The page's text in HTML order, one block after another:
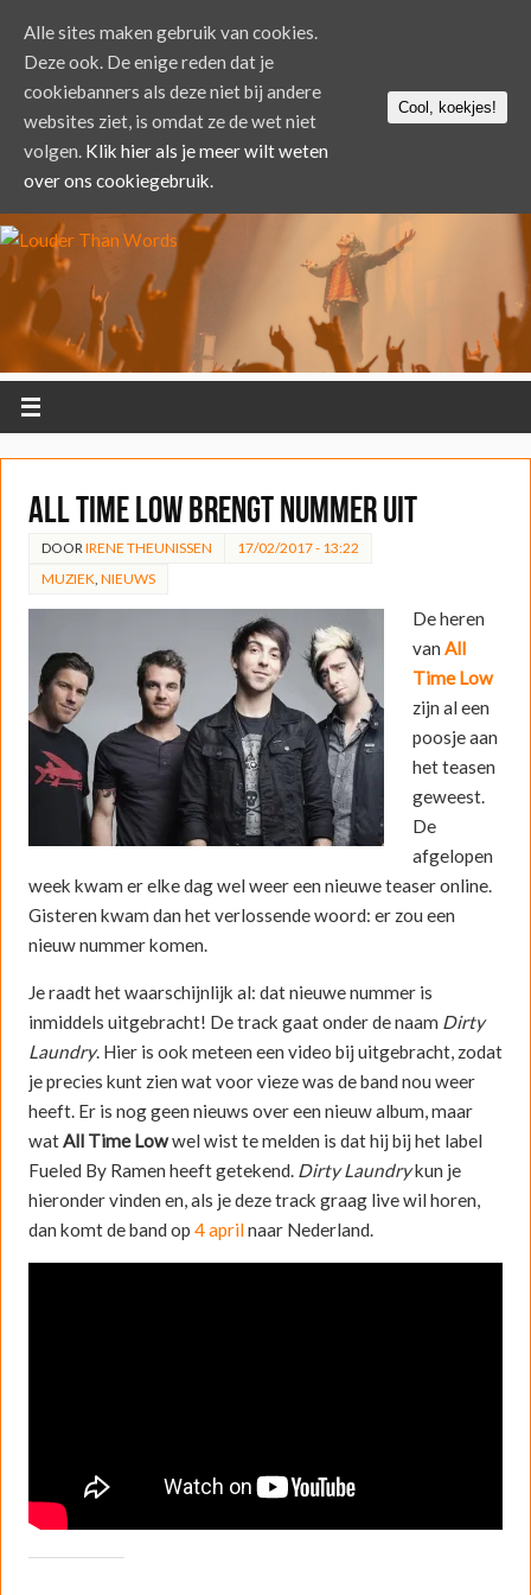
All Time Low brengt nummer uit
DOOR IRENE THEUNISSEN
17/02/2017 - 13:22
MUZIEK NIEUWS
De heren
van All
Time Low
zijn al een
poosje aan
het teasen
geweest.
De
afgelopen
week kwam er elke dag wel weer een nieuwe teaser online.
Gisteren kwam dan het verlossende woord: er zou een
nieuw nummer komen.
Je raadt het waarschijnlijk al: dat nieuwe nummer is
inmiddels uitgebracht! De track gaat onder de naam Dirty
Laundry. Hier is ook meteen een video bij uitgebracht, zodat
je precies kunt zien wat voor vieze was de band nou weer
heeft. Er is nog geen nieuws over een nieuw album, maar
watAll Time Lowwel wist te melden is dat hij bij het label
Fueled By Ramen heeft getekend. Dirty Laundrykun je
hieronder vinden en, als je deze track graag live wil horen,
dan komt de band op 4 aprilnaar Nederland.
Alle sites maken gebruik van cookies.
Deze ook. De enige reden dat je
cookiebanners als deze niet bij andere
websites ziet, is omdat ze de wet niet
volgen. Klik hier als je meer wilt weten
over ons cookiegebruik.
Cool, koekjes!